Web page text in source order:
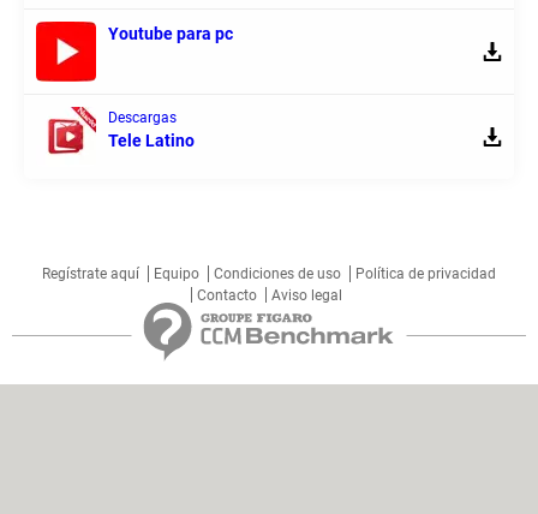
Youtube para pc
Descargas
Tele Latino
Regístrate aquí Equipo Condiciones de uso
Política de privacidad
Contacto
Aviso legal